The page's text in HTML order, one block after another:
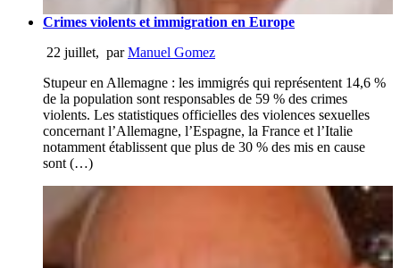
Crimes violents et immigration en Europe
22 juillet, parManuel Gomez
Stupeur en Allemagne : les immigrés qui représentent 14,6 %
de la population sont responsables de 59 % des crimes
violents. Les statistiques officielles des violences sexuelles
concernant l’Allemagne, l’Espagne, la France et l’Italie
notamment établissent que plus de 30 % des mis en cause
sont (…)